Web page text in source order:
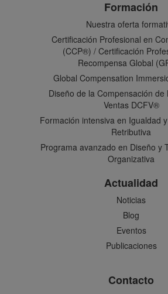
Formación
Nuestra oferta
Certificación Profesional en
(CCP®) / Certificación
Recompensa Global
Global Compensation
Diseño de la Compensación de
Ventas DCFV®
Formación intensiva en Igualdad
Retributiva
Programa avanzado en Diseño y
Organizativa
Actualidad
Noticias
Blog
Eventos
Publicaciones
Contacto